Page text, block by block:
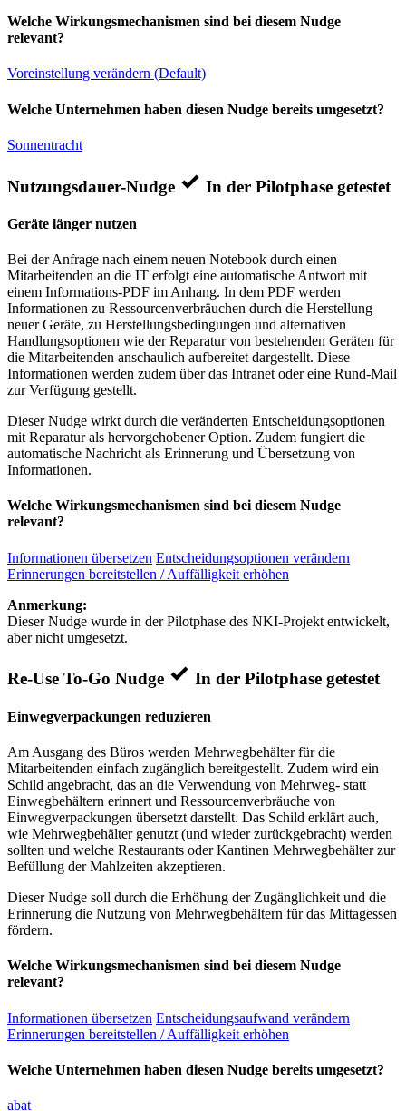
Welche Wirkungsmechanismen sind bei diesem Nudge
relevant?
Voreinstellung verändern (Default)
Welche Unternehmen haben diesen Nudge bereits umgesetzt?
Sonnentracht
Nutzungsdauer-Nudge In der Pilotphase getestet
Geräte länger nutzen
Bei der Anfrage nach einem neuen Notebook durch einen
Mitarbeitenden an die IT erfolgt eine automatische Antwort mit
einem Informations-PDF im Anhang. In dem PDF werden
Informationen zu Ressourcenverbräuchen durch die Herstellung
neuer Geräte, zu Herstellungsbedingungen und alternativen
Handlungsoptionen wie der Reparatur von bestehenden Geräten für
die Mitarbeitenden anschaulich aufbereitet dargestellt. Diese
Informationen werden zudem über das Intranet oder eine Rund-Mail
zur Verfügung gestellt.
Dieser Nudge wirkt durch die veränderten Entscheidungsoptionen
mit Reparatur als hervorgehobener Option. Zudem fungiert die
automatische Nachricht als Erinnerung und Übersetzung von
Informationen.
Welche Wirkungsmechanismen sind bei diesem Nudge
relevant?
Informationen übersetzen Entscheidungsoptionen verändern
Erinnerungen bereitstellen / Auffälligkeit erhöhen
Anmerkung:
Dieser Nudge wurde in der Pilotphase des NKI-Projekt entwickelt,
aber nicht umgesetzt.
Re-Use To-Go Nudge In der Pilotphase getestet
Einwegverpackungen reduzieren
Am Ausgang des Büros werden Mehrwegbehälter für die
Mitarbeitenden einfach zugänglich bereitgestellt. Zudem wird ein
Schild angebracht, das an die Verwendung von Mehrweg- statt
Einwegbehältern erinnert und Ressourcenverbräuche von
Einwegverpackungen übersetzt darstellt. Das Schild erklärt auch,
wie Mehrwegbehälter genutzt (und wieder zurückgebracht) werden
sollten und welche Restaurants oder Kantinen Mehrwegbehälter zur
Befüllung der Mahlzeiten akzeptieren.
Dieser Nudge soll durch die Erhöhung der Zugänglichkeit und die
Erinnerung die Nutzung von Mehrwegbehältern für das Mittagessen
fördern.
Welche Wirkungsmechanismen sind bei diesem Nudge
relevant?
Informationen übersetzen Entscheidungsaufwand verändern
Erinnerungen bereitstellen / Auffälligkeit erhöhen
Welche Unternehmen haben diesen Nudge bereits umgesetzt?
abat